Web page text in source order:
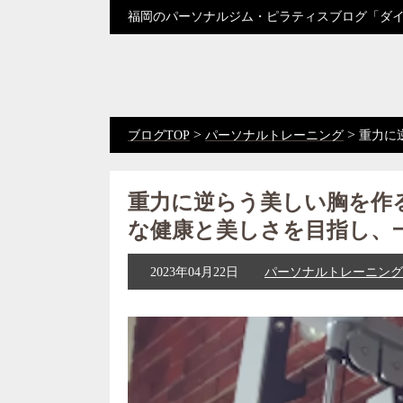
福岡のパーソナルジム・ピラティスブログ「ダ
ブログTOP > パーソナルトレーニング > 重力に
重力に逆らう美しい胸を作
な健康と美しさを目指し、
2023年04月22日 パーソナルトレーニング
動
プ
レ